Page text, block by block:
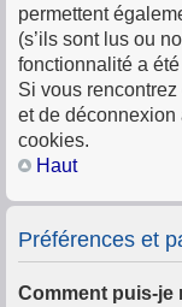
permettent
(s’ils sont lus ou
fonctionnalité a
Si vous
et de déconnexion
cookies.
Haut
Préférences et
Comment puis-je